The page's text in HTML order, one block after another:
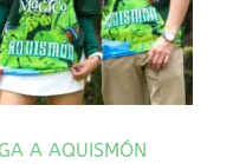
A AQUISMÓN